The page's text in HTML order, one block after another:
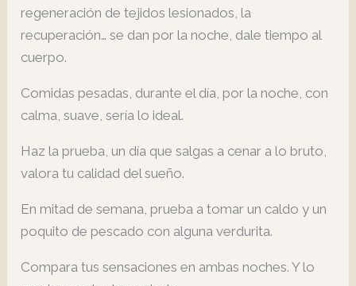
regeneración de tejidos lesionados, la
recuperación… se dan por la noche, dale tiempo al
cuerpo.
Comidas pesadas, durante el día, por la noche, con
calma, suave, sería lo ideal.
Haz la prueba, un día que salgas a cenar a lo bruto,
valora tu calidad del sueño.
En mitad de semana, prueba a tomar un caldo y un
poquito de pescado con alguna verdurita.
Compara tus sensaciones en ambas noches. Y lo